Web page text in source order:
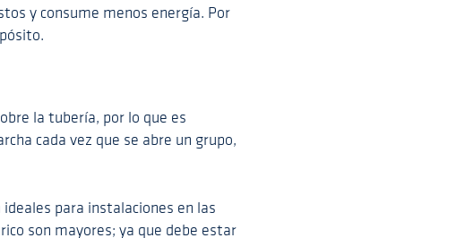
y consume menos energía. Por
la tubería, por lo que es
cada vez que se abre un grupo,
para instalaciones en las
son mayores; ya que debe estar